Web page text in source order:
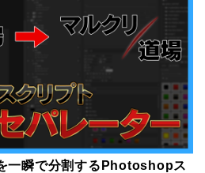
一瞬で分割するPhotoshopス